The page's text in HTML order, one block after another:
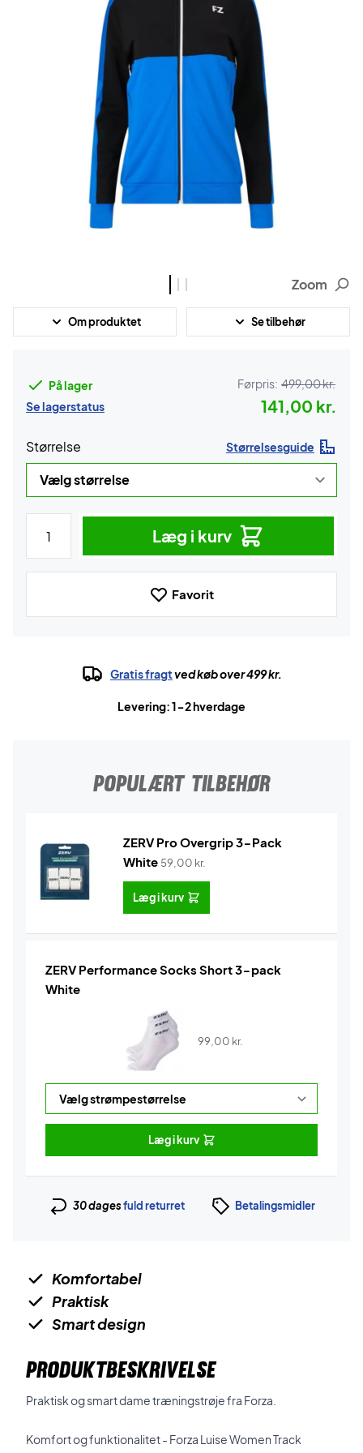
Zoom
Om produktet Se tilbehør
På lager
Se lagerstatus
Førpris: 499,00 kr.
141,00 kr.
Størrelse Størrelsesguide
Læg i kurv
Favorit
Gratis fragtved køb over 499 kr.
Levering: 1-2 hverdage
POPULÆRT TILBEHØR
ZERV Pro Overgrip 3-Pack
White 59,00 kr.
Læg i kurv
ZERV Performance Socks Short 3-pack
White
99,00 kr.
Læg i kurv
30 dagesfuld returret Betalingsmidler
Komfortabel
Praktisk
Smart design
PRODUKTBESKRIVELSE
Praktisk og smart dame træningstrøje fra Forza.
Komfort og funktionalitet - Forza Luise Women Track